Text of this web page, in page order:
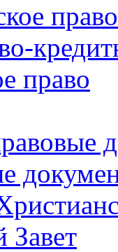
право
право
Завет